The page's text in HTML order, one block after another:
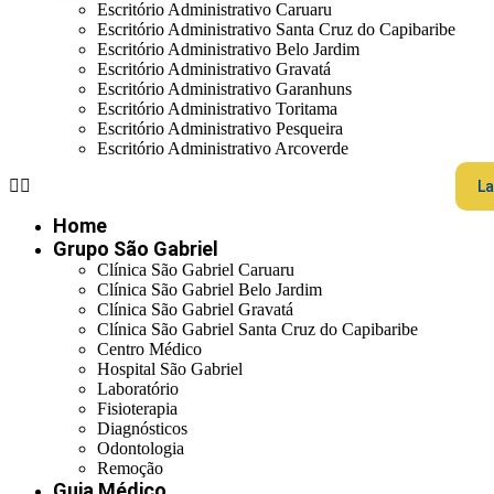
Escritório Administrativo Caruaru
Escritório Administrativo Santa Cruz do Capibaribe
Escritório Administrativo Belo Jardim
Escritório Administrativo Gravatá
Escritório Administrativo Garanhuns
Escritório Administrativo Toritama
Escritório Administrativo Pesqueira
Escritório Administrativo Arcoverde
Home
Grupo São Gabriel
Clínica São Gabriel Caruaru
Clínica São Gabriel Belo Jardim
Clínica São Gabriel Gravatá
Clínica São Gabriel Santa Cruz do Capibaribe
Centro Médico
Hospital São Gabriel
Laboratório
Fisioterapia
Diagnósticos
Odontologia
Remoção